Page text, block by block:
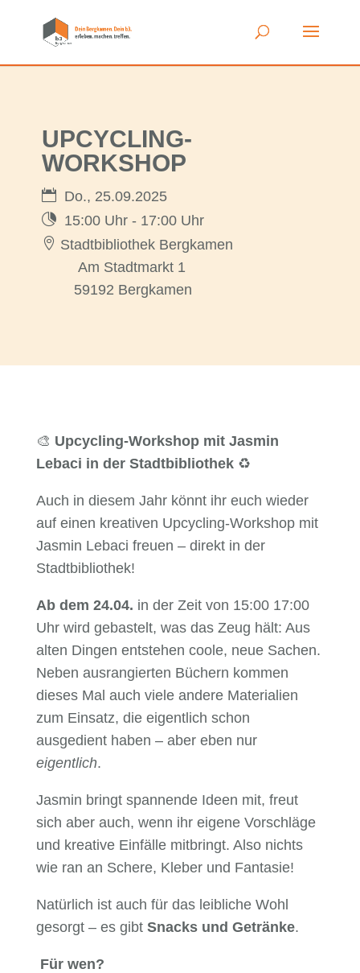
UPCYCLING-
WORKSHOP
Do., 25.09.2025
15:00 Uhr - 17:00 Uhr
Stadtbibliothek Bergkamen
Am Stadtmarkt 1
59192 Bergkamen
🎨 Upcycling-Workshop mit Jasmin
Lebaci in der Stadtbibliothek♻️
Auch in diesem Jahr könnt ihr euch wieder
auf einen kreativen Upcycling-Workshop mit
Jasmin Lebaci freuen – direkt in der
Stadtbibliothek!
Ab dem 24.04. in der Zeit von 15:00 17:00
Uhr wird gebastelt, was das Zeug hält: Aus
alten Dingen entstehen coole, neue Sachen.
Neben ausrangierten Büchern kommen
dieses Mal auch viele andere Materialien
zum Einsatz, die eigentlich schon
ausgedient haben – aber eben nur
eigentlich.
Jasmin bringt spannende Ideen mit, freut
sich aber auch, wenn ihr eigene Vorschläge
und kreative Einfälle mitbringt. Also nichts
wie ran an Schere, Kleber und Fantasie!
Natürlich ist auch für das leibliche Wohl
gesorgt – es gibt Snacks und Getränke.
Für wen?